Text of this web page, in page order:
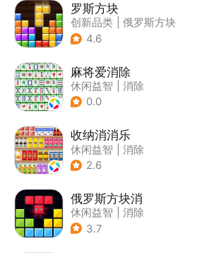
罗斯方块
创新品类
俄罗斯方块
| 脑洞
4.6
麻将爱消除
休闲益智
消除
0.0
收纳消消乐
休闲益智
消除
2.6
俄罗斯方块消
休闲益智
消除
| 俄罗斯方块
3.7